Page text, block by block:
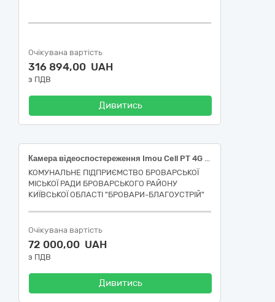
Очікувана вартість
316 894,00 UAH
з ПДВ
Дивитись
Камера відеоспостереження Imou Cell PT 4G KIT 2
КОМУНАЛЬНЕ ПІДПРИЄМСТВО БРОВАРСЬКОЇ
МІСЬКОЇ РАДИ БРОВАРСЬКОГО РАЙОНУ
КИЇВСЬКОЇ ОБЛАСТІ "БРОВАРИ-БЛАГОУСТРІЙ"
Очікувана вартість
72 000,00 UAH
з ПДВ
Дивитись